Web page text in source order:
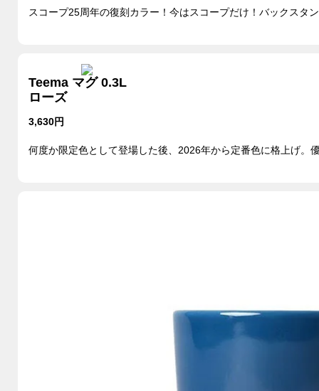
スコープ25周年の復刻カラー！今はスコープだけ！バックスタ
Teema マグ 0.3L
ローズ
3,630円
何度か限定色として登場した後、2026年から定番色に格上げ。